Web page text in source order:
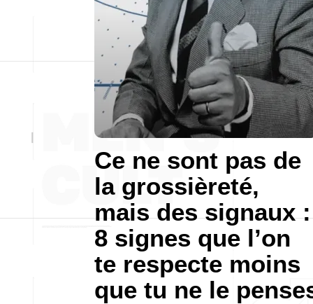
Ce ne sont pas de
la grossièreté,
mais des signaux :
8 signes que l’on
te respecte moins
que tu ne le